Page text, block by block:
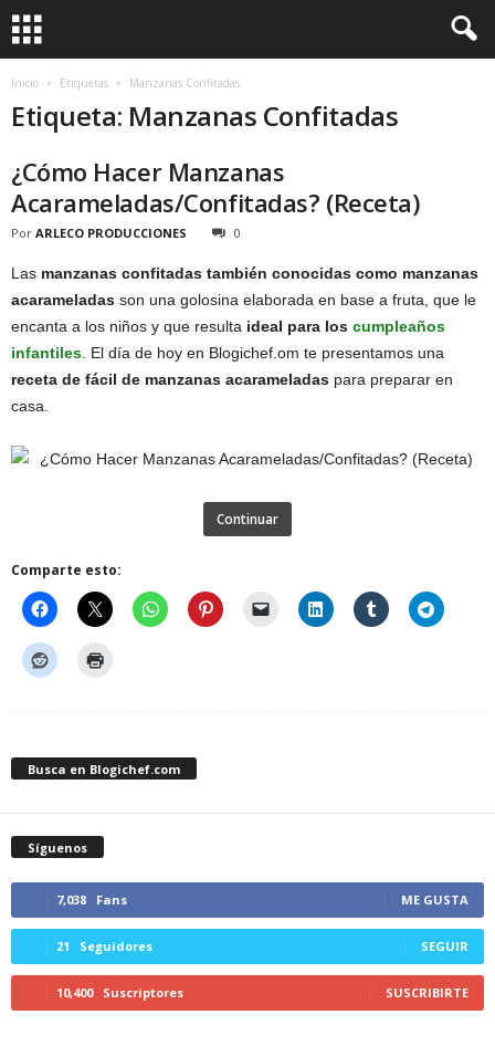
Inicio Etiquetas Manzanas Confitadas
Etiqueta: Manzanas Confitadas
¿Cómo Hacer Manzanas
Acarameladas/Confitadas? (Receta)
Por ARLECO PRODUCCIONES 0
Las manzanas confitadas también conocidas como manzanas
acarameladas son una golosina elaborada en base a fruta, que le
encanta a los niños y que resulta ideal para los cumpleaños
infantiles . El día de hoy en Blogichef.om te presentamos una
receta de fácil de manzanas acarameladas para preparar en
casa.
Continuar
Comparte esto:
Busca en Blogichef.com
Síguenos
7,038 Fans ME GUSTA
21 Seguidores SEGUIR
10,400 Suscriptores SUSCRIBIRTE